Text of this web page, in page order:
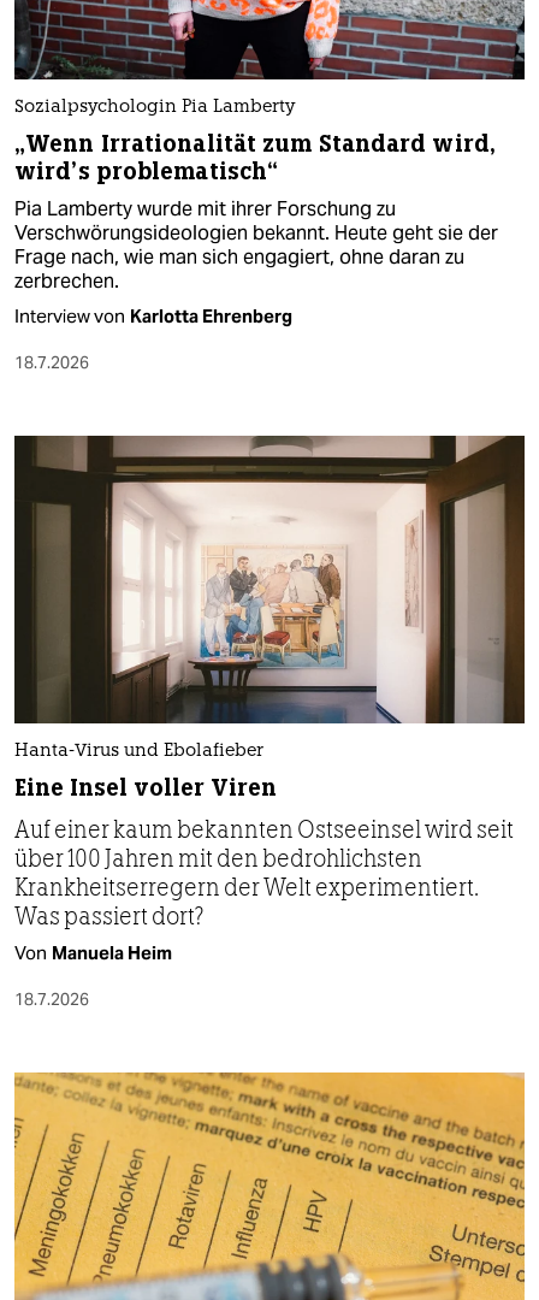
Sozialpsychologin Pia Lamberty
„Wenn Irrationalität zum Standard wird,
wird’s problematisch“
Pia Lamberty wurde mit ihrer Forschung zu
Verschwörungsideologien bekannt. Heute geht sie der
Frage nach, wie man sich engagiert, ohne daran zu
zerbrechen.
Interview von Karlotta Ehrenberg
18.7.2026
Hanta-Virus und Ebolafieber
Eine Insel voller Viren
Auf einer kaum bekannten Ostseeinsel wird seit
über 100 Jahren mit den bedrohlichsten
Krankheitserregern der Welt experimentiert.
Was passiert dort?
Von Manuela Heim
18.7.2026